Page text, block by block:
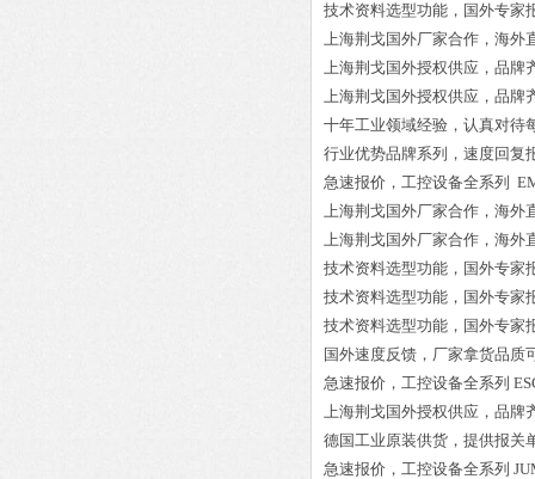
技术资料选型功能，国外专家
上海荆戈国外厂家合作，海外
上海荆戈国外授权供应，品牌
上海荆戈国外授权供应，品牌
十年工业领域经验，认真对待
行业优势品牌系列，速度回复
急速报价，工控设备全系列
上海荆戈国外厂家合作，海外
上海荆戈国外厂家合作，海外
技术资料选型功能，国外专家
技术资料选型功能，国外专家
技术资料选型功能，国外专家
国外速度反馈，厂家拿货品质
急速报价，工控设备全系列
上海荆戈国外授权供应，品牌
德国工业原装供货，提供报关
急速报价，工控设备全系列